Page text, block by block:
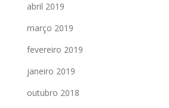
abril 2019
março 2019
fevereiro 2019
janeiro 2019
outubro 2018